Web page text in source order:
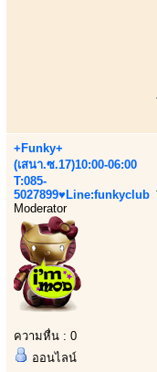
+Funky+
(เสนา.ซ.17)10:00-06:00
T:085-
5027899♥Line:funkyclub
Moderator
ความหื่น : 0
ออนไลน์